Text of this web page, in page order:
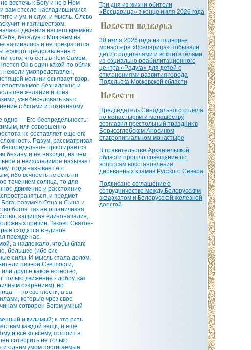
востечь к Богу и не в Нем
вам отселе насладившимися
и ум, и слух, и мысль. Слово
и излишеством.
деления нашего времени
беседуя с Моисеем на
начиналось и не прекратится.
представления о
того, что есть в Нем Самом,
Он в один какой-то облик
умопредставлен,
молнии осиявает взор.
безнадежно и
желание и чрез
уже беседовать как с
с богами и познанному
одно — Его беспредельность;
или совершенно
не составляет еще его
Разум, рассматривая
простирается
бездну, и не находит, на чем
и неизследимое называет
тогда называет его
ибо вечность не есть ни
течением солнца, то для
движение и расстояние.
и предмет
Бога; разумею Отца и Сына и
богов, так не ограничивая
защищая единоначалие,
причин. Таково Святое-
сходятся в единое
прежде нас.
а надлежало, чтобы благо
большее (ибо сие
силы. И мысль стала делом,
первой Светлости,
другое какое естество,
движение к добру, как
озарением); но
— по светлости, а за
которые чрез свое
сотворен Богом умный
и видимый; и это есть
каждой вещи, и еще
и все ко всему, состоит в
сотворить не только
одним умом постигаемые,
Три дня из жизни обители
«Всецарица» в конце июля 2026 года
30 июля 2026 года на подворье
монастыря «Всецарица» побывали
дети с родителями и воспитателями
из социально-реабилитационного
центра «Радуга» для детей с
отклонениями развития города
Подольска Московской области
Председатель Синодального отдела
по монастырям и монашеству
возглавил престольный праздник в
Борисоглебском Аносином
ставропигиальном монастыре
В правительстве Архангельской
области прошло совещание по
вопросам восстановления
деревянных храмов Русского Севера
Подписано соглашение о
сотрудничестве между Белорусским
экзархатом и Белорусской железной
дорогой